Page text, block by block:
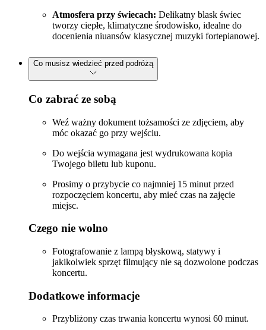
Atmosfera przy świecach: Delikatny blask świec
tworzy ciepłe, klimatyczne środowisko, idealne do
docenienia niuansów klasycznej muzyki fortepianowej.
Co musisz wiedzieć przed podróżą
Co zabrać ze sobą
Weź ważny dokument tożsamości ze zdjęciem, aby
móc okazać go przy wejściu.
Do wejścia wymagana jest wydrukowana kopia
Twojego biletu lub kuponu.
Prosimy o przybycie co najmniej 15 minut przed
rozpoczęciem koncertu, aby mieć czas na zajęcie
miejsc.
Czego nie wolno
Fotografowanie z lampą błyskową, statywy i
jakikolwiek sprzęt filmujący nie są dozwolone podczas
koncertu.
Dodatkowe informacje
Przybliżony czas trwania koncertu wynosi 60 minut.